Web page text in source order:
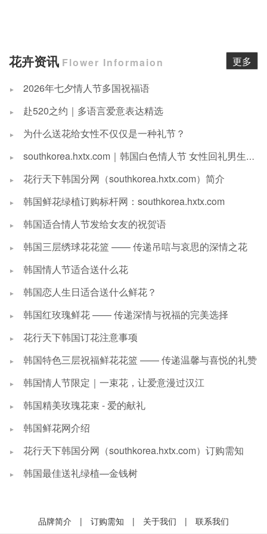
花卉资讯 Flower Informaion
更多
2026年七夕情人节多国祝福语
赴520之约｜多语言爱意表达精选
为什么送花给女性不仅仅是一种礼节？
southkorea.hxtx.com｜韩国白色情人节 女性回礼男生商品推荐
花行天下韩国分网（southkorea.hxtx.com）简介
韩国鲜花绿植订购标杆网：southkorea.hxtx.com
韩国适合情人节发给女友的祝贺语
韩国三层绣球花花篮 —— 传递吊唁与哀思的深情之花
韩国情人节适合送什么花
韩国恋人生日适合送什么鲜花？
韩国红玫瑰鲜花 —— 传递深情与祝福的完美选择
花行天下韩国订花注意事项
韩国特色三层祝福鲜花花篮 —— 传递温馨与喜悦的礼赞
韩国情人节限定｜一束花，让爱意漫过汉江
韩国精美玫瑰花束 - 爱的献礼
韩国鲜花网介绍
花行天下韩国分网（southkorea.hxtx.com）订购需知
韩国最佳送礼绿植—金钱树
品牌简介 | 订购需知 | 关于我们 | 联系我们